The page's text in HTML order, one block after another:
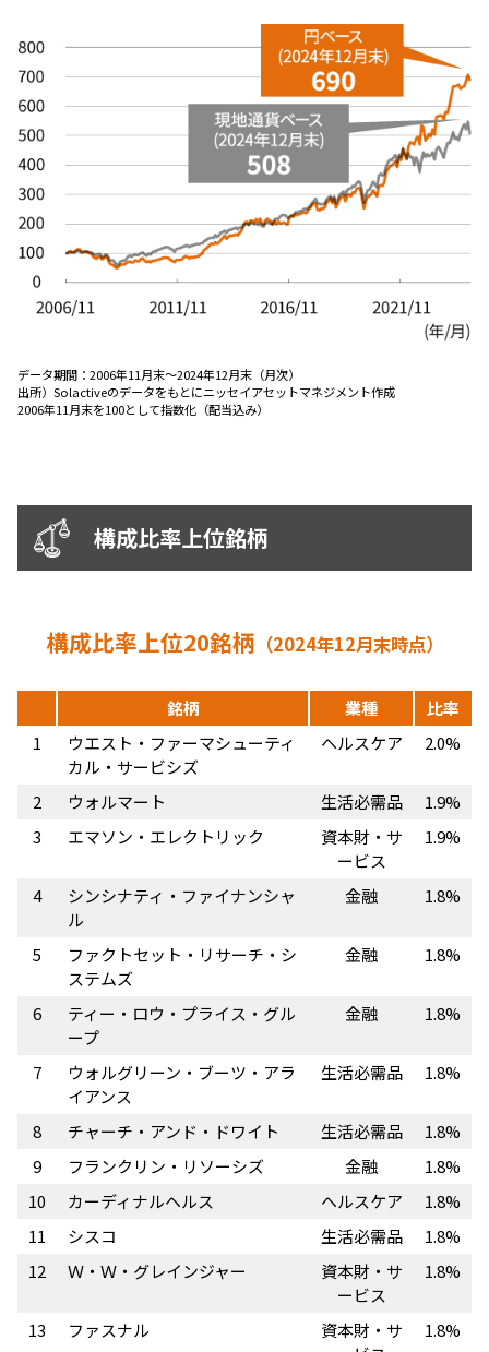
議決権行使について
国内株式議決権行使の方針と判断基準
データ期間： 2006年11月末～2024年12月末（月次）
出所） Solactiveのデータをもとにニッセイアセットマネジメント作成
2006年11月末を100として指数化（配当込み）
構成比率上位銘柄
構成⽐率上位20銘柄 （2024年12月末時点）
銘柄 業種
比率
1
ウエスト・ファーマシューティ
カル・サービシズ
ヘルスケア 2.0%
2 ウォルマート 生活必需品
1.9%
3
エマソン・エレクトリック
資本財・サ
ービス
1.9%
4
シンシナティ・ファイナンシャ
ル
金融 1.8%
5
ファクトセット・リサーチ・シ
ステムズ
金融 1.8%
6
ティー・ロウ・プライス・グル
ープ
金融 1.8%
7
ウォルグリーン・ブーツ・アラ
イアンス
生活必需品 1.8%
8 チャーチ・アンド・ドワイト 生活必需品
1.8%
9
フランクリン・リソーシズ 金融
1.8%
10
カーディナルヘルス ヘルスケア
1.8%
11
シスコ 生活必需品
1.8%
12
Ｗ・Ｗ・グレインジャー
資本財・サ
ービス
1.8%
13 ファスナル
資本財・サ
1.8%